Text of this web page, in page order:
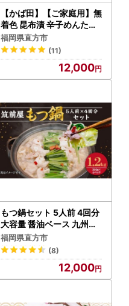
【かば田】【ご家庭用】無
着色 昆布漬 辛子めんたい
500g 明太子 たらこ
福岡県直方市
(11)
12,000
もつ鍋セット 5人前 4回分
大容量 醤油ベース 九州の
味 真空パック
福岡県直方市
(8)
12,000